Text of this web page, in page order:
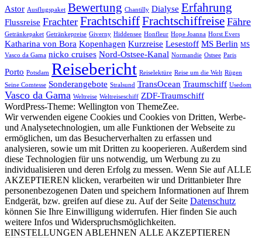
Astor Ausflugspaket Bewertung Chantilly Dialyse Erfahrung
Flussreise Frachter FrachtschiffFrachtschiffreise Fähre
Getränkepaket Getränkepreise Giverny Hiddensee Honfleur Hope Joanna Horst Evers
Katharina von Bora Kopenhagen Kurzreise Lesestoff MS Berlin MS
Vasco da Gama nicko cruises Nord-Ostsee-Kanal Normandie Ostsee Paris
Porto Potsdam Reisebericht Reiselektüre Reise um die Welt Rügen
Seine Comtesse Sonderangebote Stralsund TransOcean Traumschiff Usedom
Vasco da Gama Weltreise Weltreiseschiff ZDF-Traumschiff
WordPress-Theme: Wellington von ThemeZee.
Wir verwenden eigene Cookies und Cookies von Dritten, Werbe-
und Analysetechnologien, um alle Funktionen der Webseite zu
ermöglichen, um das Besucherverhalten zu erfassen und
analysieren, sowie um mit Dritten zu kooperieren. Außerdem sind
diese Technologien für uns notwendig, um Werbung zu zu
individualisieren und deren Erfolg zu messen. Wenn Sie auf ALLE
AKZEPTIEREN klicken, verarbeiten wir und Drittanbieter Ihre
personenbezogenen Daten und speichern Informationen auf Ihrem
Endgerät, bzw. greifen auf diese zu. Auf der Seite Datenschutz
können Sie Ihre Einwilligung widerrufen. Hier finden Sie auch
weitere Infos und Widerspruchsmöglichkeiten.
EINSTELLUNGEN ABLEHNEN ALLE AKZEPTIEREN